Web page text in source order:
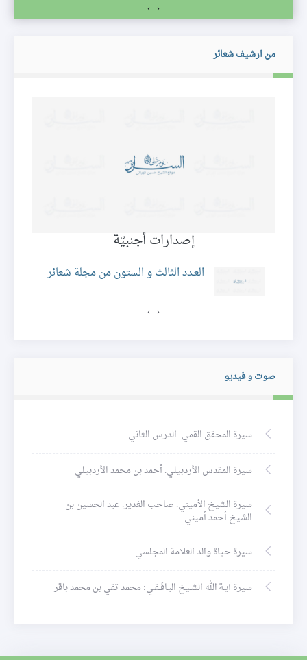
‹
›
من ارشيف شعائر
إصدارات أجنبيّة
العـدد الثالث و الستون من مجلة شعائر
‹
›
صوت و فيديو
سيرة المحقق القمي- الدرس الثاني
سيرة المقدس الأردبيلي. أحمد بن محمد الأردبيلي
سيرة الشيخ الأميني. صاحب الغدير. عبد الحسين بن
الشيخ أحمد أميني
سيرة حياة والد العلامة المجلسي
سيرة آيـة الله الشـيخ البـافَـقـي: محمد تقي بن محمد باقر